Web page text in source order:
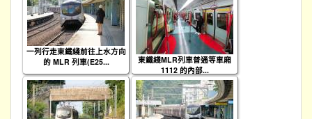
一列行走東鐵綫前往上水方向
的 MLR 列車(E25...
東鐵綫MLR列車普通等車廂
1112 的內部...